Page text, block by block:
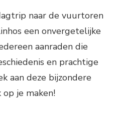
naar de vuurtoren
een onvergetelijke
aanraden die
en prachtige
aan deze bijzondere
je maken!